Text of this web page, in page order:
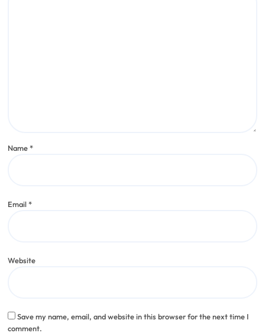
Name*
Email*
Website
Save my name, email, and website in this browser for the next time I
comment.